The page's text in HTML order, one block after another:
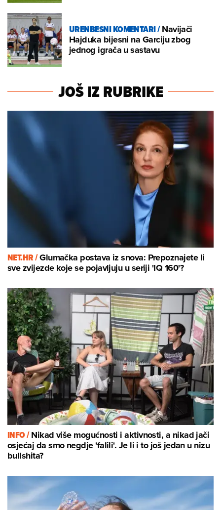
URENBESNI KOMENTARI/Navijači
Hajduka bijesni na Garciju zbog
jednog igrača u sastavu
JOŠ IZ RUBRIKE
NET.HR /Glumačka postava iz snova: Prepoznajete li
sve zvijezde koje se pojavljuju u seriji 'IQ 160'?
INFO /Nikad više mogućnosti i aktivnosti, a nikad jači
osjećaj da smo negdje 'falili'. Je li i to još jedan u nizu
bullshita?